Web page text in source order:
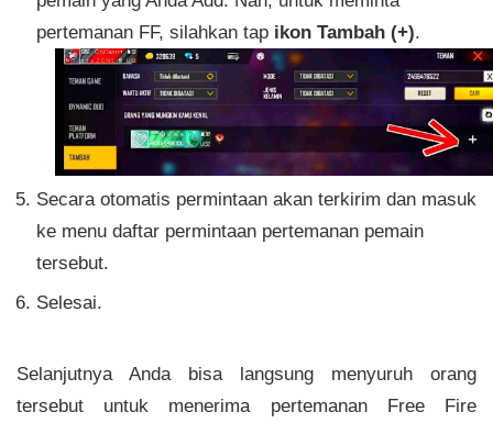
pertemanan FF, silahkan tap ikon Tambah (+).
Secara otomatis permintaan akan terkirim dan masuk
ke menu daftar permintaan pertemanan pemain
tersebut.
Selesai.
Selanjutnya Anda bisa langsung menyuruh orang
tersebut untuk menerima pertemanan Free Fire